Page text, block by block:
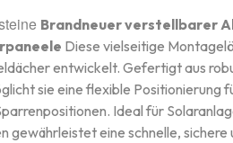
Brandneuer verstellbarer
Diese vielseitige
entwickelt. Gefertigt aus
sie eine flexible Positionierung
Ideal für
gewährleistet eine schnelle,